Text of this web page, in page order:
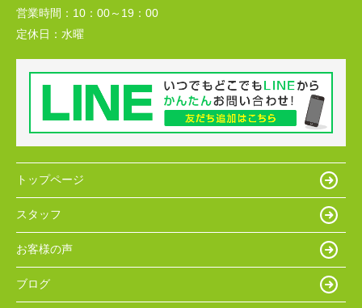
営業時間： 10：00～19：00
定休日： 水曜
トップページ
スタッフ
お客様の声
ブログ